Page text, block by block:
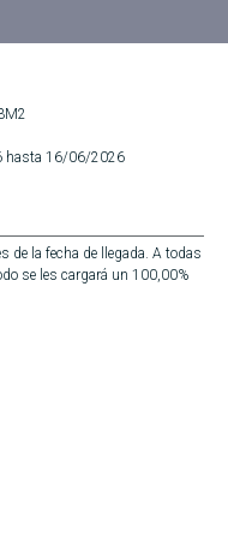
hasta 16/06/2026
de la fecha de llegada. A todas
se les cargará un 100,00%